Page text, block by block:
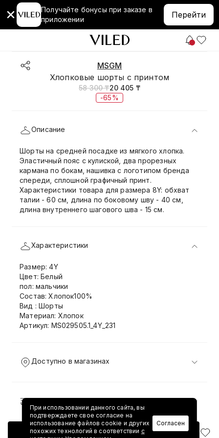
Получайте бонусы при заказе в
приложении
Перейти
MSGM
Хлопковые шорты с принтом
58 300 ₸20 405 ₸
-65%
Добавить в корзину
Описание
Шорты на средней посадке из мягкого хлопка.
Эластичный пояс с кулиской, два прорезных
кармана по бокам, нашивка с логотипом бренда
спереди, сплошной графичный принт.
Характеристики товара для размера 8Y: обхват
талии - 60 см, длина по боковому шву - 40 см,
длина внутреннего шагового шва - 15 см.
Характеристики
Размер: 4Y
Цвет: Белый
пол: мальчики
Состав: Хлопок100%
Вид : Шорты
Материал: Хлопок
Артикул: MS029505.1_4Y_231
Доступно в магазинах
Доставка и возврат
При использовании данного сайта, вы
подтверждаете свое согласие на
использование файлов cookie и других
похожих технологий в соответствии с
Согласен